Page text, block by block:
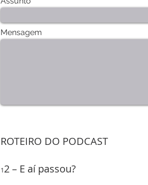
Mensagem
ROTEIRO DO PODCAST
12 – E aí passou?